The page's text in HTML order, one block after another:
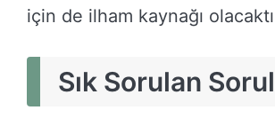
için de ilham kaynağı
Sık Sorulan